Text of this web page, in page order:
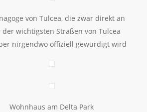
von Tulcea, die zwar direkt an
der wichtigsten Straßen von Tulcea
nirgendwo offiziell gewürdigt wird
Wohnhaus am Delta Park